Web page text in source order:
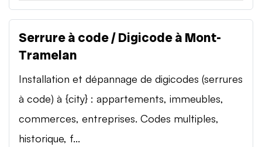
Serrure à code / Digicode à Mont-
Tramelan
Installation et dépannage de digicodes (serrures
à code) à {city} : appartements, immeubles,
commerces, entreprises. Codes multiples,
historique, f...